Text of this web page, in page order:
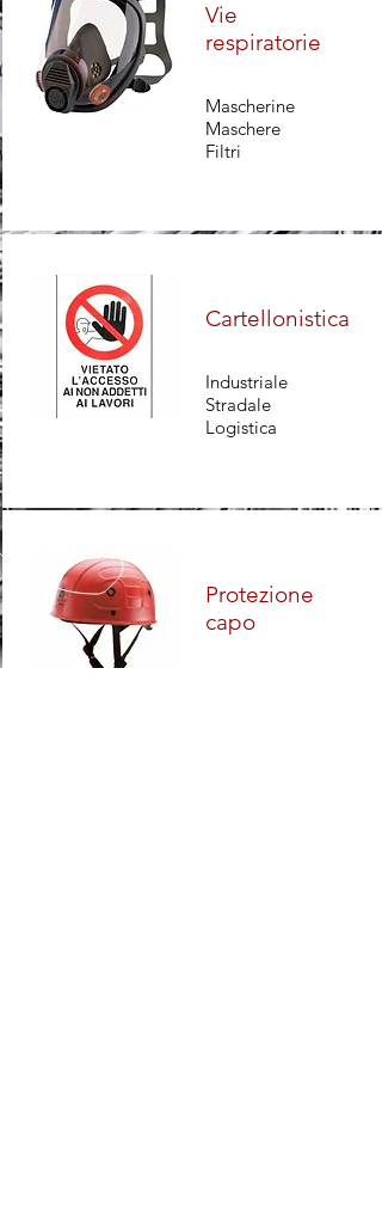
Vie
respiratorie
Mascherine
Maschere
Filtri
Cartellonistica
Industriale
Stradale
Logistica
Protezione
capo